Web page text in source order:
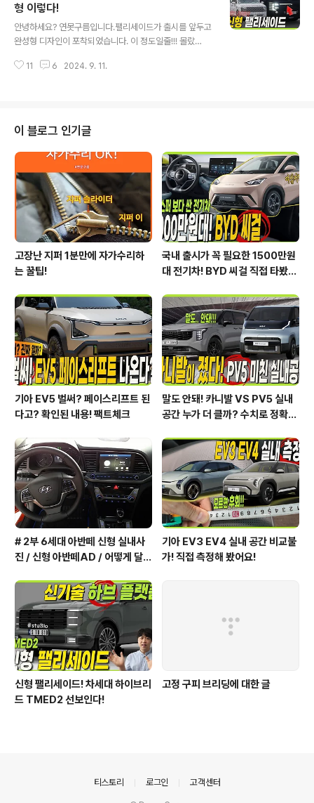
스로 제작되었고 지리의 플랫폼인 CMA 플랫폼으로 제작
이 되었죠? 볼보 XC40에도 CMA 플랫폼이 적용되어 있
다보니, 과연 어느 정도의 주행성능을 제공할지 궁금했습
p;&nbsp;" data-ke-type="html">HTML 삽입미리
형 이렇다!
안녕하세요? 연못구름입니다.팰리세이드가 출시를 앞두고
완성형 디자인이 포착되었습니다. 이 정도일줄!!! 몰랐
을 촬영한 채널이 유튜브 숏카 채널이었는데.. 이번에도 양
지 봐야 되는 것 같습니다. 영상으로 정확한 정보를 가장
먼저 만나보세요!&nbsp;&nbsp;" data-ke-type="ht
ml">HTML 삽입미리보기할 수 없는 소스 국내에서 가장
구입하고 싶은 SUV! 적어도 패밀리라면 팰리세이드는 꿈
의 SUV 라고 할 수 있습니다.넓은 실내 공간, 2열 독립시
트, 경쟁 차량 중에..
11 6 2024. 9. 11.
이 블로그 인기글
고장난 지퍼 1분만에 자가수리하
는 꿀팁!
국내 출시가 꼭 필요한 1500만원
대 전기차! BYD 씨걸 직접 타봤습
기아 EV5 벌써? 페이스리프트 된
다고? 확인된 내용! 팩트체크
말도 안돼! 카니발 VS PV5 실내
공간 누가 더 클까? 수치로 정확하
# 2부 6세대 아반떼 신형 실내사
진 / 신형 아반떼AD / 어떻게 달라
기아 EV3 EV4 실내 공간 비교불
가! 직접 측정해 봤어요!
신형 팰리세이드! 차세대 하이브리
드 TMED2 선보인다!
고정 구피 브리딩에 대한 글
티스토리 로그인 고객센터